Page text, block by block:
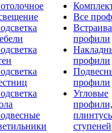
Все
профили
профили
профили
Угловые
профили,
ступеней